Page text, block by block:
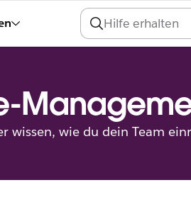
wissen, wie du dein Team